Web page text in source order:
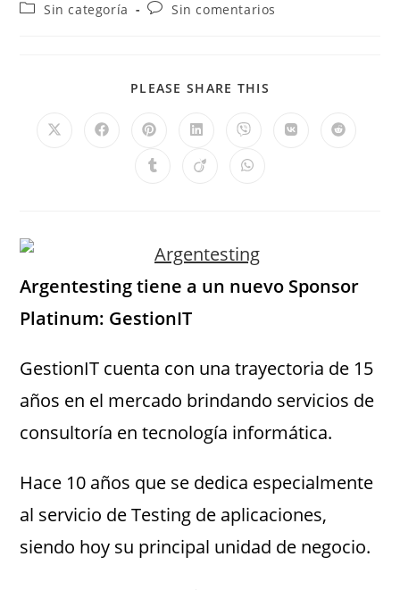
Sin categoría
Sin comentarios
PLEASE SHARE THIS
Argentesting tiene a un nuevo Sponsor
Platinum: GestionIT
GestionIT cuenta con una trayectoria de 15
años en el mercado brindando servicios de
consultoría en tecnología informática.
Hace 10 años que se dedica especialmente
al servicio de Testing de aplicaciones,
siendo hoy su principal unidad de negocio.